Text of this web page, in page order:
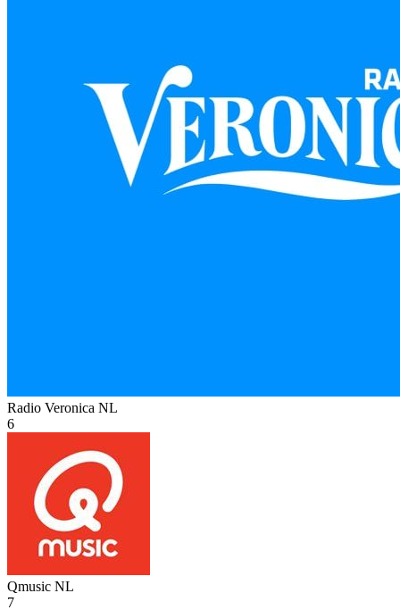
Radio Veronica NL
6
Qmusic NL
7